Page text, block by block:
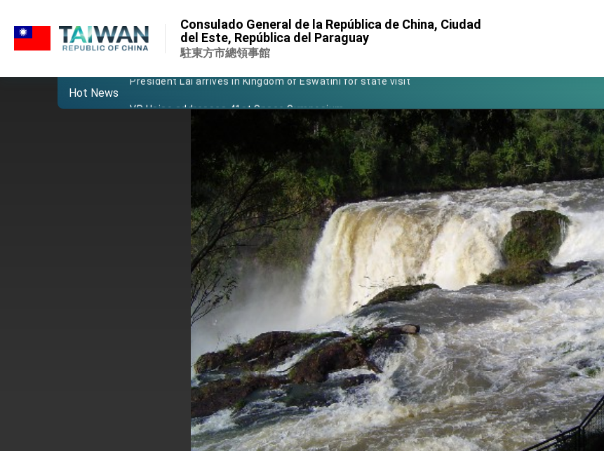
Consulado General de la República de China, Ciudad
del Este, República del Paraguay
駐東方市總領事館
Hot News
Taiwan government to open office in Arizona, advancing Taiwan-US exchanges and cooperation
Taiwan’s economic growth is a priority for President Lai
President Lai’s remarks for Lunar New Year
President Lai interviewed by AFP
President Lai holds press conference on Taiwan- US Economic Prosperity Partnership Dialogue
FM Lin attends Taiwan Panorama exhibit at TIBE
President Lai meets US delegation led by Senator Ruben Gallego
MOFA, MODA team up to promote integrated diplomacy
EY details tariff negotiations with U.S.
FM Lin hosts ABAC representatives
MOFA poll shows widespread support for government diplomacy approach
President Lai delivers 2026 New Year’s Address
Presidential Office thanks US President Trump for signing Taiwan Assurance Implementation Act